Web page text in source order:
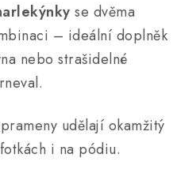
se dvěma
– ideální doplněk
nebo strašidelné
udělají okamžitý
i na pódiu.